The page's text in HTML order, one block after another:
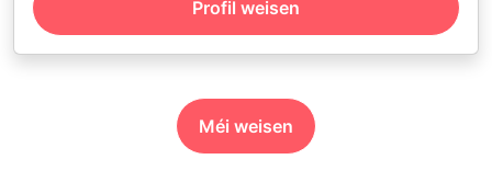
Profil weisen
Méi weisen